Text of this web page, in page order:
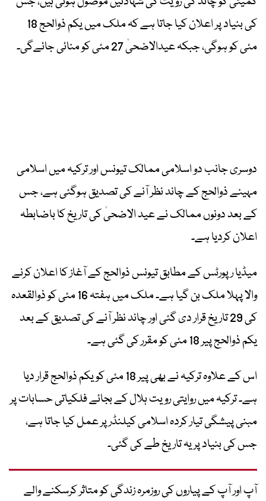
کی بنیاد پر اعلان کیا جاتا ہے کہ ملک میں یکم ذوالحج 18
مئی کو ہوگی، جبکہ عیدالاضحیٰ 27 مئی کو منائی جائےگی۔
دوسری جانب دو اسلامی ممالک تیونس اور ترکیہ میں اسلامی
مہینے ذوالحج کے چاند نظر آنے کی تصدیق ہوگئی ہے، جس
کے بعد دونوں ممالک نے عید الاضحیٰ کی تاریخ کا باضابطہ
اعلان کردیا ہے۔
میڈیا رپورٹس کے مطابق تیونس ذوالحج کے آغاز کا اعلان کرنے
والا پہلا ملک بن گیا ہے۔ ملک میں ہفتہ 16 مئی کو ذوالقعدہ
کی 29 تاریخ قرار دی گئی اور چاند نظر آنے کی تصدیق کے بعد
یکم ذوالحج پیر 18 مئی کو مقرر کی گئی ہے۔
اس کے علاوہ ترکیہ نے بھی پیر 18 مئی کو یکم ذوالحج قرار دیا
ہے۔ ترکیہ میں روایتی رویت ہلال کے بجائے فلکیاتی حسابات پر
مبنی پیشگی تیار کردہ اسلامی کیلنڈر پر عمل کیا جاتا ہے،
جس کی بنیاد پر یہ تاریخ طے کی گئی۔
آپ اور آپ کے پیاروں کی روزمرہ زندگی کو متاثر کرسکنے والے